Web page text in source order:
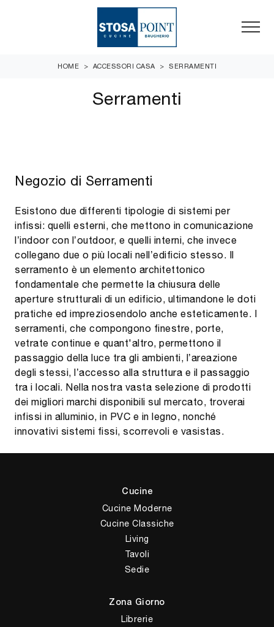
HOME > ACCESSORI CASA > SERRAMENTI
Serramenti
Negozio di Serramenti
Esistono due differenti tipologie di sistemi per
infissi: quelli esterni, che mettono in comunicazione
l’indoor con l’outdoor, e quelli interni, che invece
collegano due o più locali nell’edificio stesso. Il
serramento è un elemento architettonico
fondamentale che permette la chiusura delle
aperture strutturali di un edificio, ultimandone le doti
pratiche ed impreziosendolo anche esteticamente. I
serramenti, che compongono finestre, porte,
vetrate continue e quant'altro, permettono il
passaggio della luce tra gli ambienti, l’areazione
degli stessi, l’accesso alla struttura e il passaggio
tra i locali. Nella nostra vasta selezione di prodotti
dei migliori marchi disponibili sul mercato, troverai
infissi in alluminio, in PVC e in legno, nonché
innovativi sistemi fissi, scorrevoli e vasistas.
Cucine
Cucine Moderne
Cucine Classiche
Living
Tavoli
Sedie
Zona Giorno
Librerie